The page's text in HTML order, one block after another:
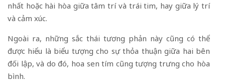
nhất hoặc hài hòa giữa tâm trí và trái tim, hay giữa lý trí
và cảm xúc.
Ngoài ra, những sắc thái tương phản này cũng có thể
được hiểu là biểu tượng cho sự thỏa thuận giữa hai bên
đối lập, và do đó, hoa sen tím cũng tượng trưng cho hòa
bình.